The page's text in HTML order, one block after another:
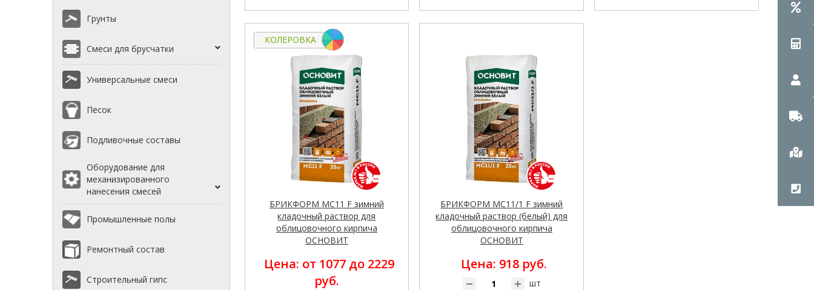
Грунты
Смеси для брусчатки
Универсальные смеси
Песок
Подливочные составы
Оборудование для
механизированного
нанесения смесей
Промышленные полы
Ремонтный состав
Строительный гипс
КОЛЕРОВКА
БРИКФОРМ MC11 F зимний
кладочный раствор для
облицовочного кирпича
ОСНОВИТ
Цена: от 1077 до 2229
руб.
БРИКФОРМ MC11/1 F зимний
кладочный раствор (белый) для
облицовочного кирпича
ОСНОВИТ
Цена: 918 руб.
шт